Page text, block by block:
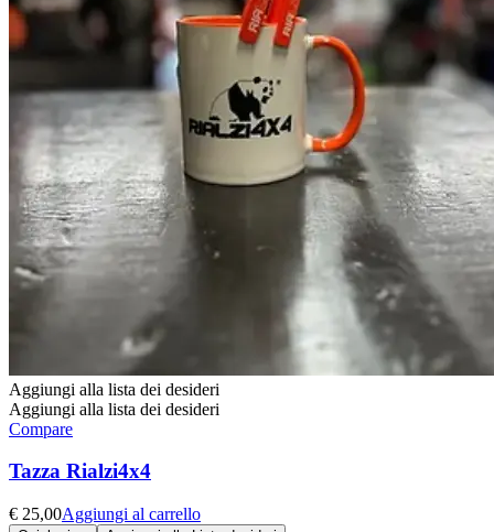
Aggiungi alla lista dei desideri
Aggiungi alla lista dei desideri
Compare
Tazza Rialzi4x4
€ 25,00Aggiungi al carrello